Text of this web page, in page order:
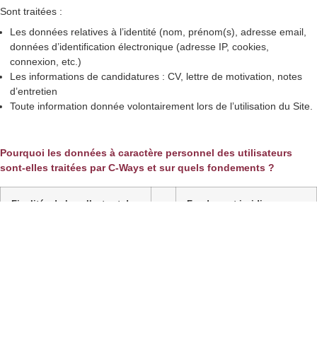
Sont traitées :
Les données relatives à l’identité (nom, prénom(s), adresse email,
données d’identification électronique (adresse IP, cookies,
connexion, etc.)
Les informations de candidatures : CV, lettre de motivation, notes
d’entretien
Toute information donnée volontairement lors de l’utilisation du Site.
Pourquoi les données à caractère personnel des utilisateurs
sont-elles traitées par C-Ways et sur quels fondements ?
Finalités de la collecte et du
Fondement juridique au